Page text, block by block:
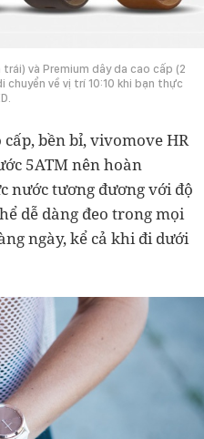
và Premium dây da cao cấp (2
về vị trí 10:10 khi bạn thực
bền bỉ, vivomove HR
5ATM nên hoàn
nước tương đương với độ
dễ dàng đeo trong mọi
ngày, kể cả khi đi dưới